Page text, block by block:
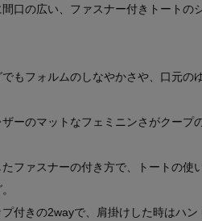
口の広い、ファスナー付きトートの
もフォルムのしなやかさや、口元の
ーのマットなフェミニンさがクープ
ファスナーの付き方で、トートの使
付きの2wayで、肩掛けした時はハン